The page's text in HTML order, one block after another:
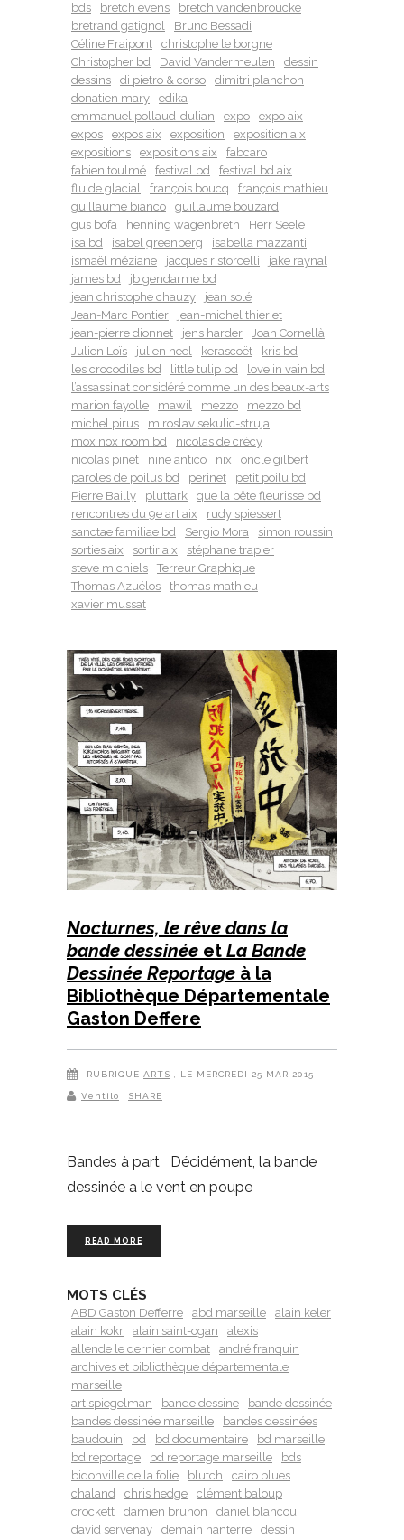
bds
bretch evens
bretch vandenbroucke
bretrand gatignol
Bruno Bessadi
Céline Fraipont
christophe le borgne
Christopher bd
David Vandermeulen
dessin
dessins
di pietro & corso
dimitri planchon
donatien mary
edika
emmanuel pollaud-dulian
expo
expo aix
expos
expos aix exposition
exposition aix
expositions
expositions aix
fabcaro
fabien toulmé
festival bd
festival bd aix
fluide glacial
françois boucq
françois mathieu
guillaume bianco
guillaume bouzard
gus bofa
henning wagenbreth
Herr Seele
isa bd
isabel greenberg
isabella mazzanti
ismaël méziane
jacques ristorcelli
jake raynal
james bd
jb gendarme bd
jean christophe chauzy
jean solé
Jean-Marc Pontier
jean-michel thieriet
jean-pierre dionnet
jens harder
Joan Cornellà
Julien Loïs
julien neel kerascoët
kris bd
les crocodiles bd
little tulip bd
love in vain bd
l’assassinat considéré comme un des beaux-arts
marion fayolle
mawil mezzo
mezzo bd
michel pirus
miroslav sekulic-struja
mox nox room bd
nicolas de crécy
nicolas pinet
nine antico nix
oncle gilbert
paroles de poilus bd
perinet
petit poilu bd
Pierre Bailly
pluttark
que la bête fleurisse bd
rencontres du 9e art aix
rudy spiessert
sanctae familiae bd
Sergio Mora
simon roussin
sorties aix
sortir aix
stéphane trapier
steve michiels
Terreur Graphique
Thomas Azuélos
thomas mathieu
xavier mussat
Nocturnes, le rêve dans la
bande dessinée et La Bande
Dessinée Reportage à la
Bibliothèque Départementale
Gaston Deffere
RUBRIQUE ARTS , LE MERCREDI 25 MAR 2015
Ventilo SHARE
Bandes à part Décidément, la bande
dessinée a le vent en poupe
READ MORE
MOTS CLÉS
ABD Gaston Defferre abd marseille
alain keler
alain kokr
alain saint-ogan
alexis
allende le dernier combat
andré franquin
archives et bibliothèque départementale
marseille
art spiegelman
bande dessine
bande dessinée
bandes dessinée marseille
bandes dessinées
baudouin
bd bd documentaire
bd marseille
bd reportage
bd reportage marseille
bds
bidonville de la folie
blutch
cairo blues
chaland
chris hedge
clément baloup
crockett
damien brunon
daniel blancou
david servenay
demain nanterre
dessin